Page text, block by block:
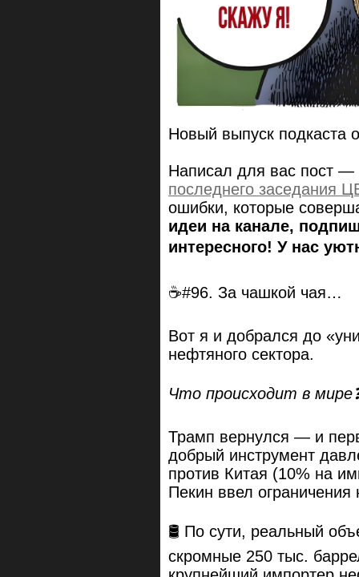
Новый выпуск подкаста
Написал для вас пост —
последнего заседания
ошибки, которые
идеи на канале,
интересного! У нас
☕#96. За чашкой чая…
Вот я и добрался до
нефтяного сектора.
Что происходит в
Трамп вернулся — и
добрый инструмент
против Китая (10% на
Пекин ввел
🛢️ По сути, реальный
скромные 250 тыс.